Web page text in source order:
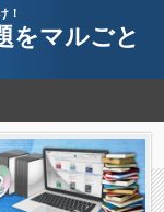
！
をマルごと